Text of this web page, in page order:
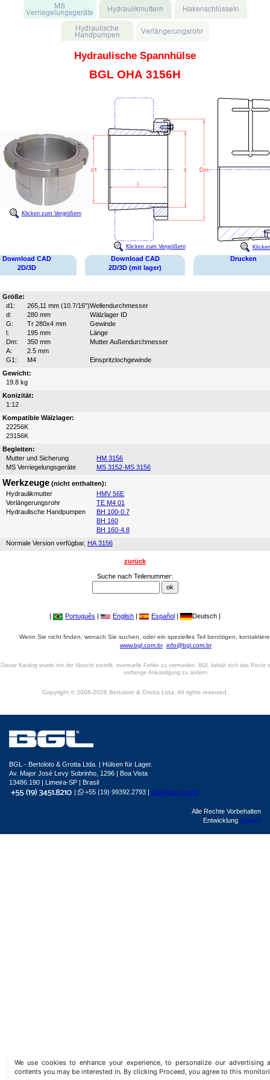
Hydraulische Spannhülse
BGL OHA 3156H
Klicken zum Vergrößern
Klicken zum Vergrößern
Download CAD
2D/3D
Download CAD
2D/3D (mit lager)
Drucken
Größe:
d1:
265,11 mm (10.7/16")Wellendurchmesser
d:
280 mm
Wälzlager ID
G:
Tr 280x4 mm
Gewinde
l:
195 mm
Länge
Dm:
350 mm
Mutter Außendurchmesser
A:
2.5 mm
G1:
M4
Einspritzlochgewinde
Gewicht:
19.8 kg
Konizität:
1:12
Kompatible Wälzlager:
22256K
23156K
Begleiten:
Mutter und Sicherung
HM 3156
MS Verriegelungsgeräte
MS 3152-MS 3156
Werkzeuge (nicht enthalten):
Hydraulikmutter
HMV 56E
Verlängerungsrohr
TE M4 01
Hydraulische Handpumpen
BH 100-0.7
BH 160
BH 160-4.8
Normale Version verfügbar, HA 3156
zurück
Suche nach Teilenummer:
| Português | English | Español | Deutsch |
Wenn Sie nicht finden, wonach Sie suchen, oder ein spezielles Teil benötigen,
www.bgl.com.br info@bgl.com.br
Dieser Katalog wurde mit der Absicht erstellt, eventuelle Fehler zu vermeiden. BGL behält sich das Recht
vorherige Ankündigung zu ändern.
Copyright © 2006-2026 Bertoloto & Grotta Ltda. All rights reserved.
We use cookies to enhance your experience, to personalize our advertising
contents you may be interested in. By clicking Proceed, you agree to this
BGL - Bertoloto & Grotta Ltda. | Hülsen für Lager.
Av. Major José Levy Sobrinho, 1296 | Boa Vista
13486.190 | Limeira-SP | Brasil
|
+55 (19) 99392.2793 | info@bgl.com.br
Alle Rechte Vorbehalten
Entwicklung Sphera